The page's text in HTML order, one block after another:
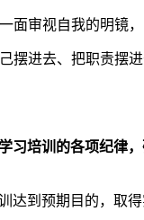
面审视自我的明镜
摆进去、把职责摆
习培训的各项纪律
达到预期目的，取